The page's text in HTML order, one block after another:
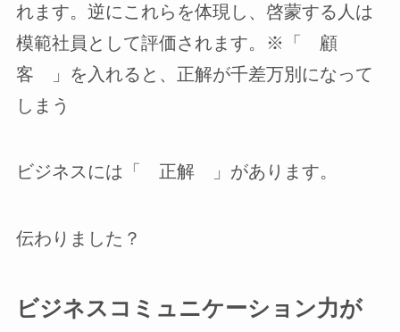
れます。逆にこれらを体現し、啓蒙する人は
模範社員として評価されます。※「 顧
客 」を入れると、正解が千差万別になって
しまう
ビジネスには「 正解 」があります。
伝わりました？
ビジネスコミュニケーション力が